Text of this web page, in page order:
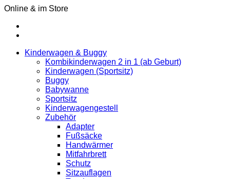
Online & im Store
Kinderwagen & Buggy
Kombikinderwagen 2 in 1 (ab Geburt)
Kinderwagen (Sportsitz)
Buggy
Babywanne
Sportsitz
Kinderwagengestell
Zubehör
Adapter
Fußsäcke
Handwärmer
Mitfahrbrett
Schutz
Sitzauflagen